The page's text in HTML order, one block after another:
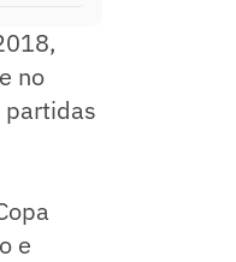
no
partidas
e